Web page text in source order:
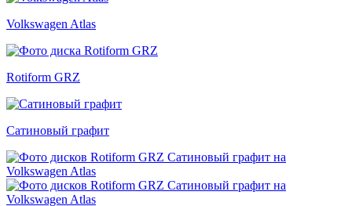
Volkswagen Atlas
Rotiform GRZ
Сатиновый графит